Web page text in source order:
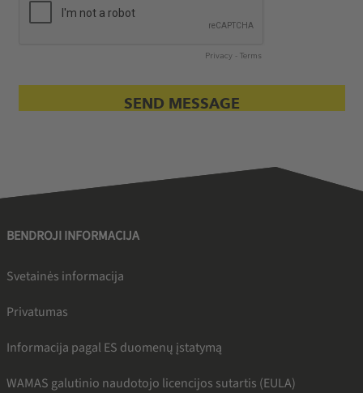
BENDROJI INFORMACIJA
Svetainės informacija
Privatumas
Informacija pagal ES duomenų įstatymą
WAMAS galutinio naudotojo licencijos sutartis (EULA)